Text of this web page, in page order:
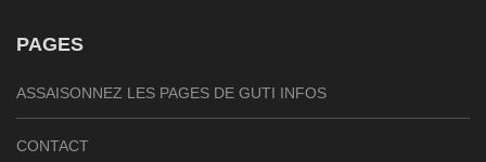
PAGES
ASSAISONNEZ LES PAGES DE GUTI INFOS
CONTACT